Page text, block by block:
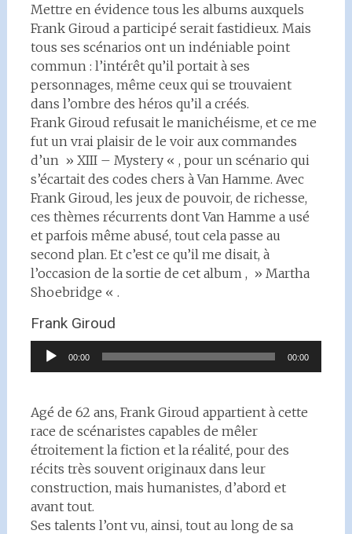
Mettre en évidence tous les albums auxquels
Frank Giroud a participé serait fastidieux. Mais
tous ses scénarios ont un indéniable point
commun : l’intérêt qu’il portait à ses
personnages, même ceux qui se trouvaient
dans l’ombre des héros qu’il a créés.
Frank Giroud refusait le manichéisme, et ce me
fut un vrai plaisir de le voir aux commandes
d’un » XIII – Mystery « , pour un scénario qui
s’écartait des codes chers à Van Hamme. Avec
Frank Giroud, les jeux de pouvoir, de richesse,
ces thèmes récurrents dont Van Hamme a usé
et parfois même abusé, tout cela passe au
second plan. Et c’est ce qu’il me disait, à
l’occasion de la sortie de cet album , » Martha
Shoebridge « .
Frank Giroud
Lecteur00:00 00:00
Agé de 62 ans, Frank Giroud appartient à cette
race de scénaristes capables de mêler
étroitement la fiction et la réalité, pour des
récits très souvent originaux dans leur
construction, mais humanistes, d’abord et
avant tout.
Ses talents l’ont vu, ainsi, tout au long de sa